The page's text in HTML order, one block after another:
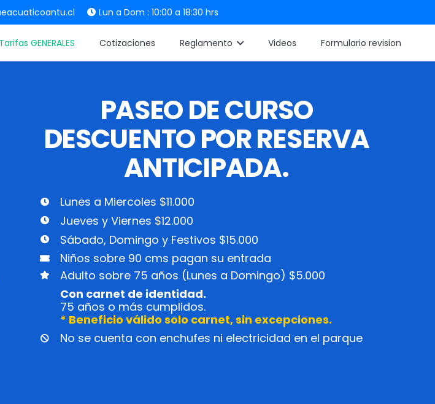
Lun a Dom : 10:00 a 18:30 hrs
Tarifas GENERALES Cotizaciones Reglamento Videos Formulario revision
PASEO DE CURSO
DESCUENTO POR RESERVA
ANTICIPADA.
Lunes a Miercoles $11.000
Jueves y Viernes $12.000
Sábado, Domingo y Festivos $15.000
Niños sobre 90 cms pagan su entrada
Adulto sobre 75 años (Lunes a Domingo) $5.000
Con carnet de identidad.
75 años o más cumplidos.
* Beneficio válido solo carnet, sin excepciones.
No se cuenta con enchufes ni electricidad en el parque